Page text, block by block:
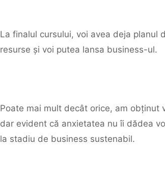
La finalul cursului, voi avea deja planul
resurse și voi putea lansa business-ul.
Poate mai mult decât orice, am obținut
dar evident că anxietatea nu îi dădea
la stadiu de business sustenabil.